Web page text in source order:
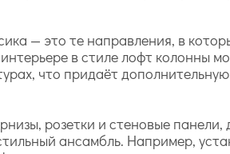
— это те направления, в
в стиле лофт колонны
что придаёт дополнительную
розетки и стеновые
ансамбль. Например,